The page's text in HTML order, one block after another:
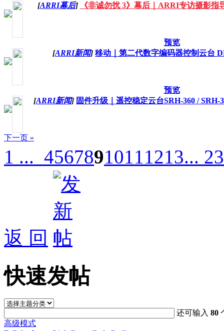
[ARRI幕后] 《非诚勿扰 3》幕后｜ARRI专访摄影指
预览
[ARRI新闻] 移动｜第二代数字编码器控制云台
预览
[ARRI新闻] 固件升级｜遥控稳定云台SRH-360 / SRH-
下一页 »
1 ... 45678910111213... 23
返 回
快速发帖
还可输入80
高级模式